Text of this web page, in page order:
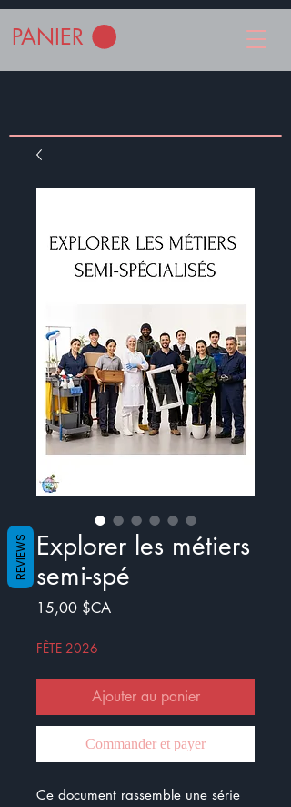
PANIER
Explorer les métiers
semi-spé
15,00 $CAPrix
FÊTE 2026
Ajouter au panier
Commander et payer
Ce document rassemble une série
REVIEWS